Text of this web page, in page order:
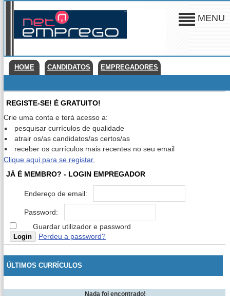
MENU
HOME CANDIDATOS EMPREGADORES
REGISTE-SE! É GRATUITO!
Crie uma conta e terá acesso a:
pesquisar currículos de qualidade
atrair os/as candidatos/as certos/as
receber os currículos mais recentes no seu email
Clique aqui para se registar.
JÁ É MEMBRO? - LOGIN EMPREGADOR
Endereço de email:
Password:
Guardar utilizador e password
Perdeu a password?
ÚLTIMOS CURRÍCULOS
Nada foi encontrado!